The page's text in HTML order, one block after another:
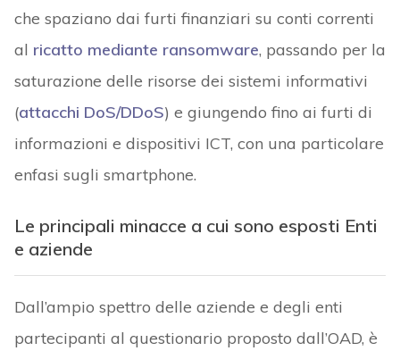
che spaziano dai furti finanziari su conti correnti
al ricatto mediante ransomware, passando per la
saturazione delle risorse dei sistemi informativi
(attacchi DoS/DDoS) e giungendo fino ai furti di
informazioni e dispositivi ICT, con una particolare
enfasi sugli smartphone.
Le principali minacce a cui sono esposti Enti
e aziende
Dall’ampio spettro delle aziende e degli enti
partecipanti al questionario proposto dall’OAD, è